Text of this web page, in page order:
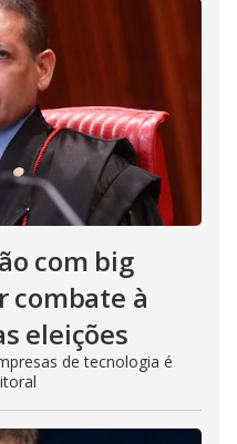
com big
combate à
eleições
de tecnologia é